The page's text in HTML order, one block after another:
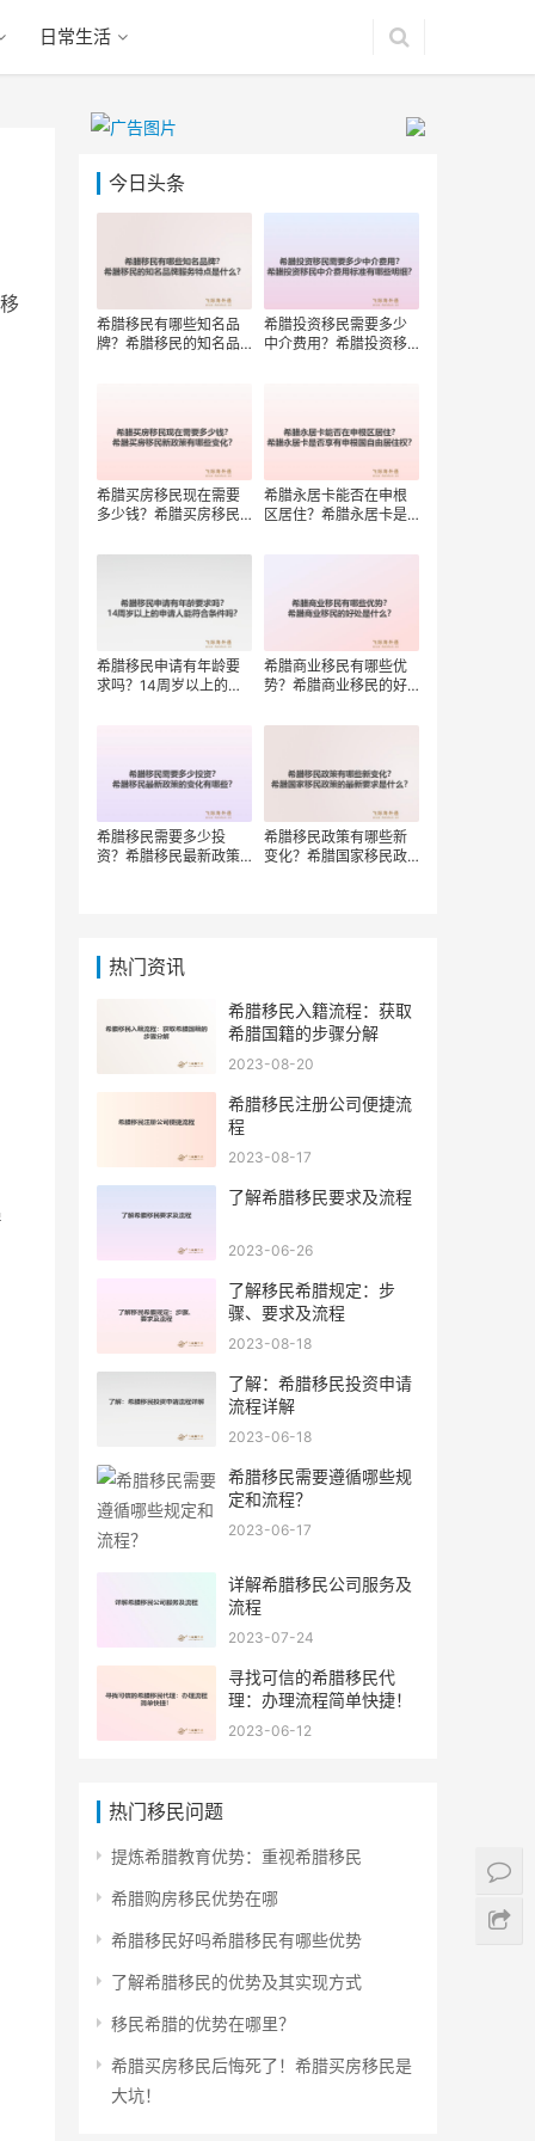
日常生活
今日头条
希腊移民有哪些知名品
牌？希腊移民的知名品
希腊投资移民需要多少
中介费用？希腊投资移
希腊买房移民现在需要
多少钱？希腊买房移民
希腊永居卡能否在申根
区居住？希腊永居卡是
希腊移民申请有年龄要
求吗？14周岁以上的申
希腊商业移民有哪些优
势？希腊商业移民的好
希腊移民需要多少投
资？希腊移民最新政策
希腊移民政策有哪些新
变化？希腊国家移民政
热门资讯
希腊移民入籍流程：获取
希腊国籍的步骤分解
2023-08-20
希腊移民注册公司便捷流
程
2023-08-17
了解希腊移民要求及流程
2023-06-26
了解移民希腊规定：步
骤、要求及流程
2023-08-18
了解：希腊移民投资申请
流程详解
2023-06-18
希腊移民需要遵循哪些规
定和流程？
2023-06-17
详解希腊移民公司服务及
流程
2023-07-24
寻找可信的希腊移民代
理：办理流程简单快捷！
2023-06-12
热门移民问题
提炼希腊教育优势：重视希腊移民
希腊购房移民优势在哪
希腊移民好吗希腊移民有哪些优势
了解希腊移民的优势及其实现方式
移民希腊的优势在哪里？
希腊买房移民后悔死了！希腊买房移民是
大坑！